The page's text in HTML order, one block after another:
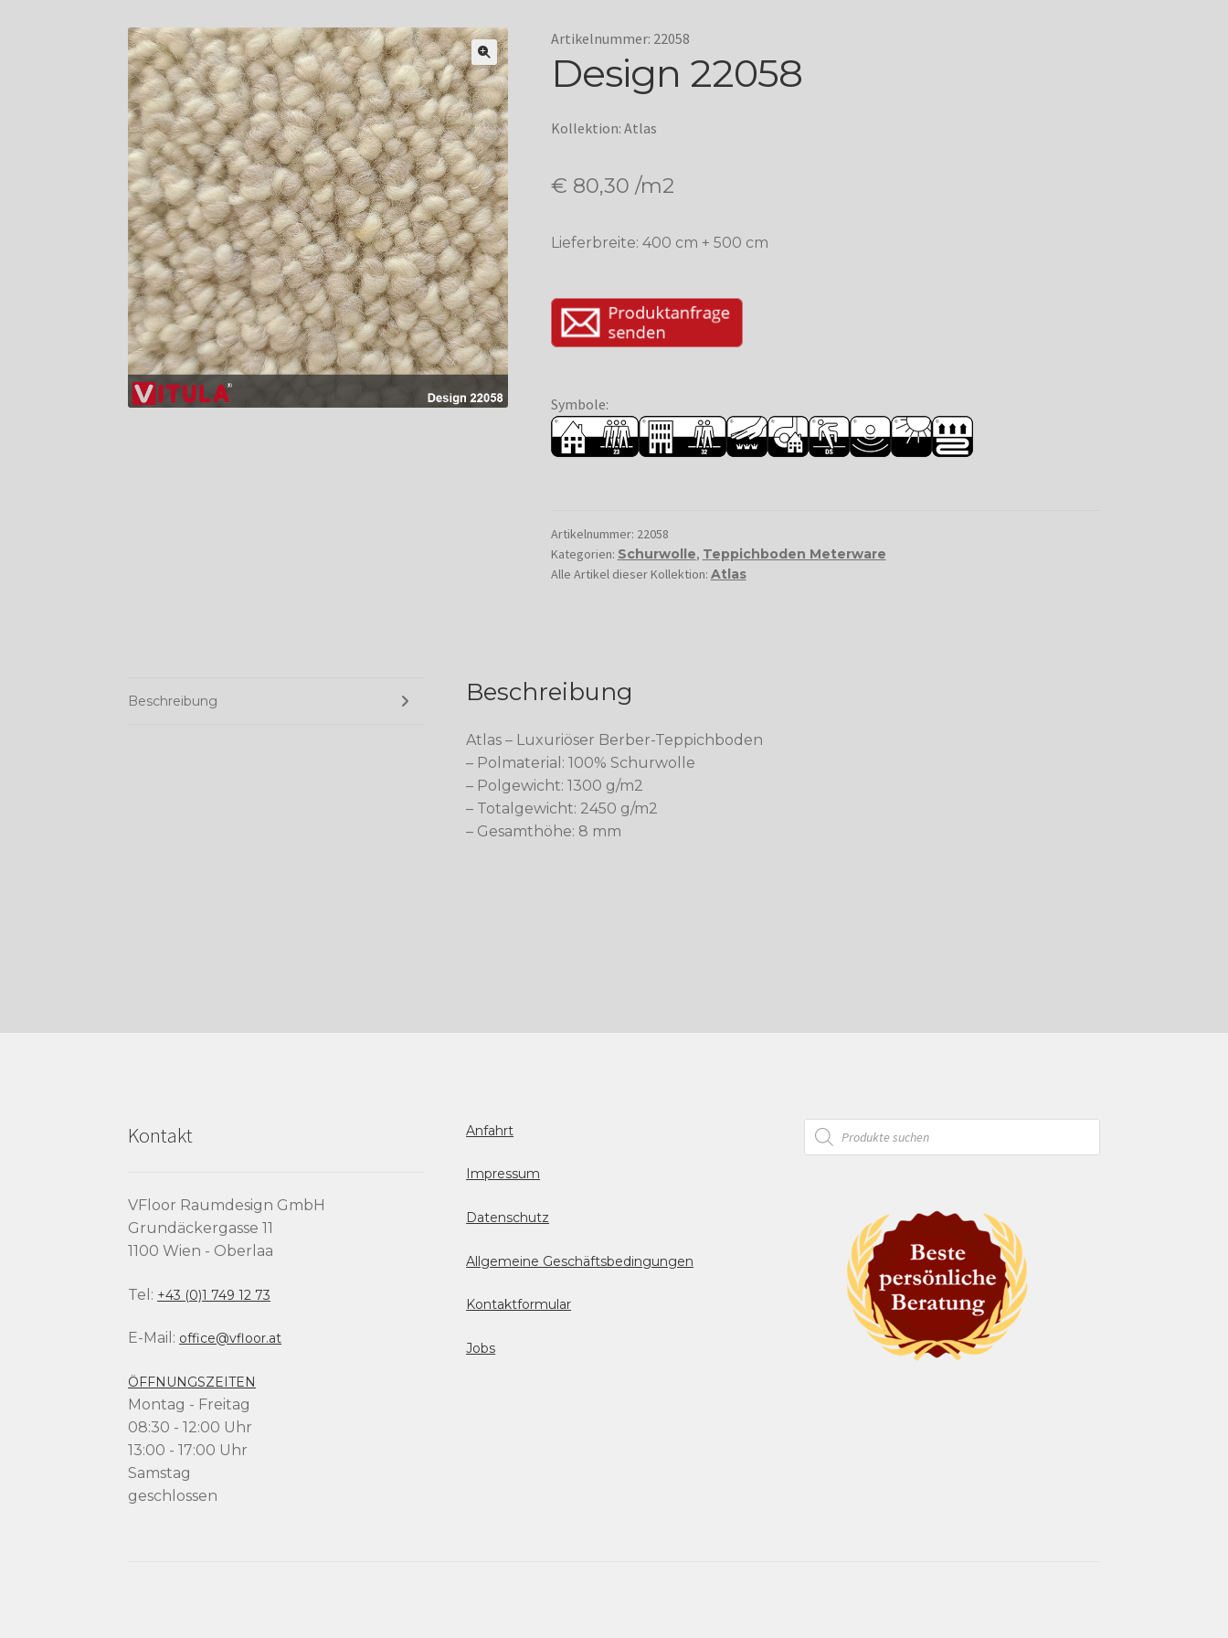
Artikelnummer: 22058
Design 22058
Kollektion: Atlas
€ 80,30 /m2
Lieferbreite: 400 cm + 500 cm
Symbole:
Artikelnummer: 22058
Kategorien: Schurwolle, Teppichboden Meterware
Alle Artikel dieser Kollektion: Atlas
Beschreibung Beschreibung
Atlas – Luxuriöser Berber-Teppichboden
– Polmaterial: 100% Schurwolle
– Polgewicht: 1300 g/m2
– Totalgewicht: 2450 g/m2
– Gesamthöhe: 8 mm
Kontakt
VFloor Raumdesign GmbH
Grundäckergasse 11
1100 Wien - Oberlaa
Tel: +43 (0)1 749 12 73
E-Mail: office@vfloor.at
ÖFFNUNGSZEITEN
Montag - Freitag
08:30 - 12:00 Uhr
13:00 - 17:00 Uhr
Samstag
geschlossen
Anfahrt
Impressum
Datenschutz
Allgemeine Geschäftsbedingungen
Kontaktformular
Jobs
Products
search